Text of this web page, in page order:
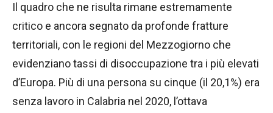
Il quadro che ne risulta rimane estremamente
critico e ancora segnato da profonde fratture
territoriali, con le regioni del Mezzogiorno che
evidenziano tassi di disoccupazione tra i più elevati
d’Europa. Più di una persona su cinque (il 20,1%) era
senza lavoro in Calabria nel 2020, l’ottava